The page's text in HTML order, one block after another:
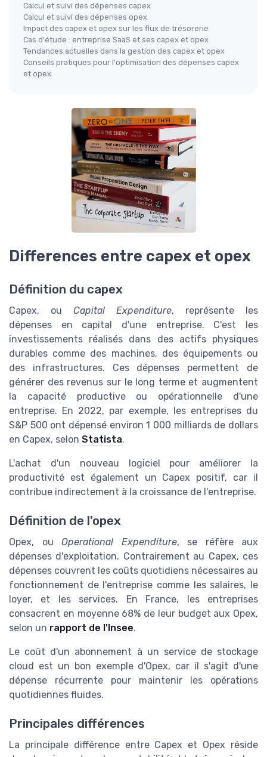
Calcul et suivi des dépenses capex
Calcul et suivi des dépenses opex
Impact des capex et opex sur les flux de trésorerie
Cas d'étude : entreprise SaaS et ses capex et opex
Tendances actuelles dans la gestion des capex et opex
Conseils pratiques pour l'optimisation des dépenses capex
et opex
Differences entre capex et opex
Définition du capex
Capex, ou Capital Expenditure, représente les
dépenses en capital d'une entreprise. C'est les
investissements réalisés dans des actifs physiques
durables comme des machines, des équipements ou
des infrastructures. Ces dépenses permettent de
générer des revenus sur le long terme et augmentent
la capacité productive ou opérationnelle d'une
entreprise. En 2022, par exemple, les entreprises du
S&P 500 ont dépensé environ 1 000 milliards de dollars
en Capex, selon Statista.
L'achat d'un nouveau logiciel pour améliorer la
productivité est également un Capex positif, car il
contribue indirectement à la croissance de l'entreprise.
Définition de l'opex
Opex, ou Operational Expenditure, se réfère aux
dépenses d'exploitation. Contrairement au Capex, ces
dépenses couvrent les coûts quotidiens nécessaires au
fonctionnement de l'entreprise comme les salaires, le
loyer, et les services. En France, les entreprises
consacrent en moyenne 68% de leur budget aux Opex,
selon un rapport de l'Insee.
Le coût d'un abonnement à un service de stockage
cloud est un bon exemple d'Opex, car il s'agit d'une
dépense récurrente pour maintenir les opérations
quotidiennes fluides.
Principales différences
La principale différence entre Capex et Opex réside